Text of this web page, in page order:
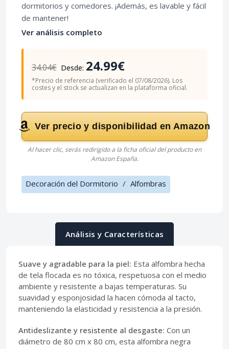
dormitorios y comedores. ¡Además, es lavable y fácil
de mantener!
Ver análisis completo
34.04€ Desde: 24.99€
*Precio de referencia (verificado el 07/08/2026). Los
costes y el stock se actualizan en la plataforma oficial.
Ver precio y disponibilidad en Amazon
Al hacer clic, serás redirigido a la ficha oficial del producto en
Amazon España.
Decoración del Dormitorio / Alfombras
Análisis y Características
Suave y agradable para la piel: Esta alfombra hecha
de tela flocada es no tóxica, respetuosa con el medio
ambiente y resistente a bajas temperaturas. Su
suavidad y esponjosidad la hacen cómoda al tacto,
manteniendo la elasticidad y resistencia a la presión.
Antideslizante y resistente al desgaste: Con un
diámetro de 80 cm x 80 cm, esta alfombra negra